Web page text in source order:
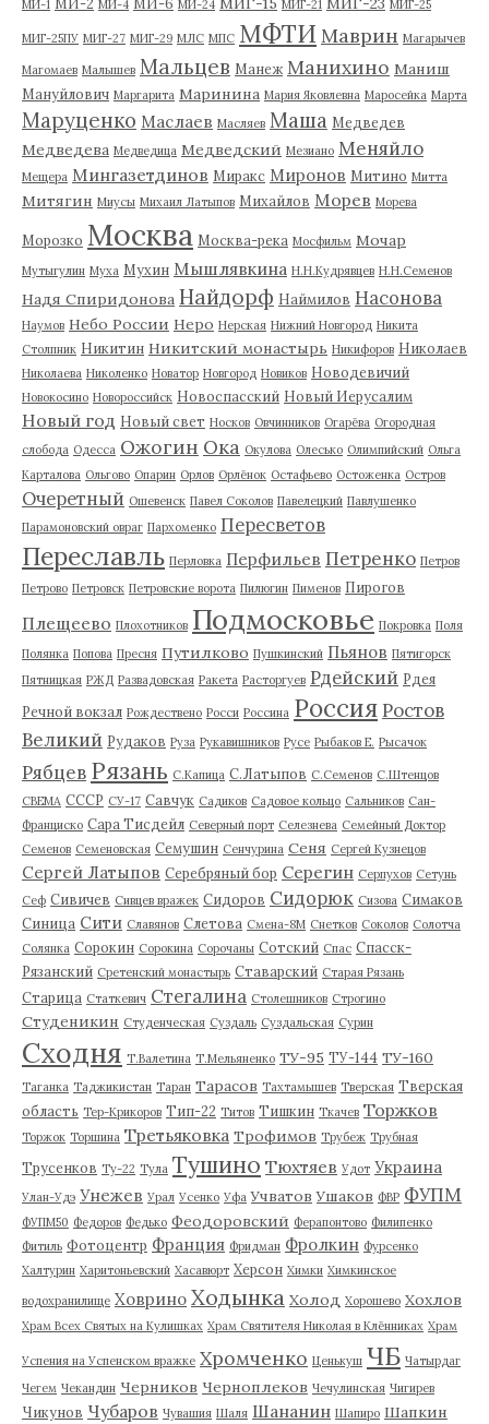
МИ-1 МИ-2 МИ-4 МИ-6 МИ-24 МИГ-21 МИГ-25
МИГ-25ПУ МИГ-27 МИГ-29 МЛС МПС МФТИ Маврин Магарычев
Магомаев Малышев Мальцев Манеж Манихино Маниш
Мануйлович Маргарита Маринина Мария Яковлевна Маросейка Марта
Маруценко Маслаев Масляев Маша Медведев
Медведева Медведица Медведский Мезиано Меняйло
Мещера Мингазетдинов Миракс Миронов Митино Митта
Митягин Миусы Михаил Латыпов Михайлов Морев Морева
Морозко Москва Москва-река Мосфильм Мочар
Мутыгулин Муха Мухин Мышлявкина Н.Н.Кудрявцев Н.Н.Семенов
Надя Спиридонова Найдорф Наймилов Насонова
Наумов Небо России Неро Нерская Нижний Новгород Никита
Столпник Никитин Никитский монастырь Никифоров Николаев
Николаева Николенко Новатор Новгород Новиков Новодевичий
Новокосино Новороссийск Новоспасский Новый Иерусалим
Новый год Новый свет Носков Овчинников Огарёва Огородная
слобода Одесса Ожогин Ока Окулова Олесько Олимпийский Ольга
Карталова Ольгово Опарин Орлов Орлёнок Остафьево Остоженка Остров
Очеретный Ошевенск Павел Соколов Павелецкий Павлушенко
Парамоновский овраг Пархоменко Пересветов
Переславль Перловка Перфильев Петренко Петров
Петрово Петровск Петровские ворота Пилюгин Пименов Пирогов
Плещеево Плохотников Подмосковье Покровка Поля
Полянка Попова Пресня Путилково Пушкинский Пьянов Пятигорск
Пятницкая РЖД Развадовская Ракета Расторгуев Рдейский Рдея
Речной вокзал Рождествено Росси Россина Россия Ростов
Великий Рудаков Руза Рукавишников Русе Рыбаков Е. Рысачок
Рябцев Рязань С.Капица С.Латыпов С.Семенов С.Штенцов
СВЕМА СССР СУ-17 Савчук Садиков Садовое кольцо Сальников Сан-
Франциско Сара Тисдейл Северный порт Селезнева Семейный Доктор
Семенов Семеновская Семушин Сенчурина Сеня Сергей Кузнецов
Сергей Латыпов Серебряный бор Серегин Серпухов Сетунь
Сеф Сивичев Сивцев вражек Сидоров Сидорюк Сизова Симаков
Синица Сити Славянов Слетова Смена-8М Снетков Соколов Солотча
Солянка Сорокин Сорокина Сорочаны Сотский Спас Спасск-
Рязанский Сретенский монастырь Ставарский Старая Рязань
Старица Статкевич Стегалина Столешников Строгино
Студеникин Студенческая Суздаль Суздальская Сурин
Сходня Т.Валетина Т.Мельяненко ТУ-95 ТУ-144 ТУ-160
Таганка Таджикистан Таран Тарасов Тахтамышев Тверская Тверская
область Тер-Крикоров Тип-22 Титов Тишкин Ткачев Торжков
Торжок Торшина Третьяковка Трофимов Трубеж Трубная
Трусенков Ту-22 Тула Тушино Тюхтяев Удот Украина
Улан-Удэ Унежев Урал Усенко Уфа Учватов Ушаков ФВР ФУПМ
ФУПМ50 Федоров Федько Феодоровский Ферапонтово Филипенко
Фитиль Фотоцентр Франция Фридман Фролкин Фурсенко
Халтурин Харитоньевский Хасавюрт Херсон Химки Химкинское
водохранилище Ховрино Ходынка Холод Хорошево Хохлов
Храм Всех Святых на Кулишках Храм Святителя Николая в Клённиках Храм
Успения на Успенском вражке Хромченко Ценькуш ЧБ Чатырдаг
Чегем Чекандин Черников Черноплеков Чечулинская Чигирев
Чикунов Чубаров Чувашия Шаля Шананин Шапиро Шапкин